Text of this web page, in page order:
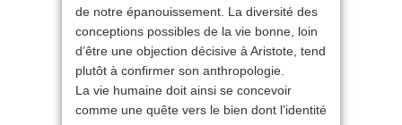
de notre épanouissement. La diversité des
conceptions possibles de la vie bonne, loin
d’être une objection décisive à Aristote, tend
plutôt à confirmer son anthropologie.
La vie humaine doit ainsi se concevoir
comme une quête vers le bien dont l’identité